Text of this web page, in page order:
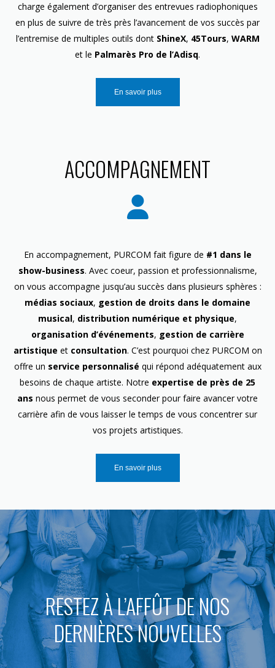
charge également d’organiser des entrevues radiophoniques
en plus de suivre de très près l’avancement de vos succès par
l’entremise de multiples outils dont ShineX, 45Tours, WARM
et le Palmarès Pro de l’Adisq.
En savoir plus
ACCOMPAGNEMENT
En accompagnement, PURCOM fait figure de #1 dans le
show-business. Avec coeur, passion et professionnalisme,
on vous accompagne jusqu’au succès dans plusieurs sphères :
médias sociaux, gestion de droits dans le domaine
musical, distribution numérique et physique,
organisation d’événements, gestion de carrière
artistique etconsultation. C’est pourquoi chez PURCOM on
offre un service personnalisé qui répond adéquatement aux
besoins de chaque artiste. Notre expertise de près de 25
ans nous permet de vous seconder pour faire avancer votre
carrière afin de vous laisser le temps de vous concentrer sur
vos projets artistiques.
En savoir plus
RESTEZ À L’AFFÛT DE NOS
DERNIÈRES NOUVELLES